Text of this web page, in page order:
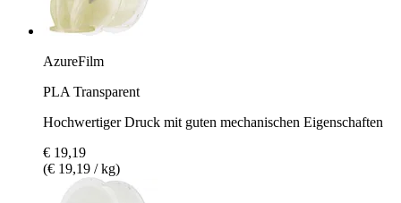
AzureFilm
PLA Transparent
Hochwertiger Druck mit guten mechanischen Eigenschaften
€ 19,19
(€ 19,19 / kg)